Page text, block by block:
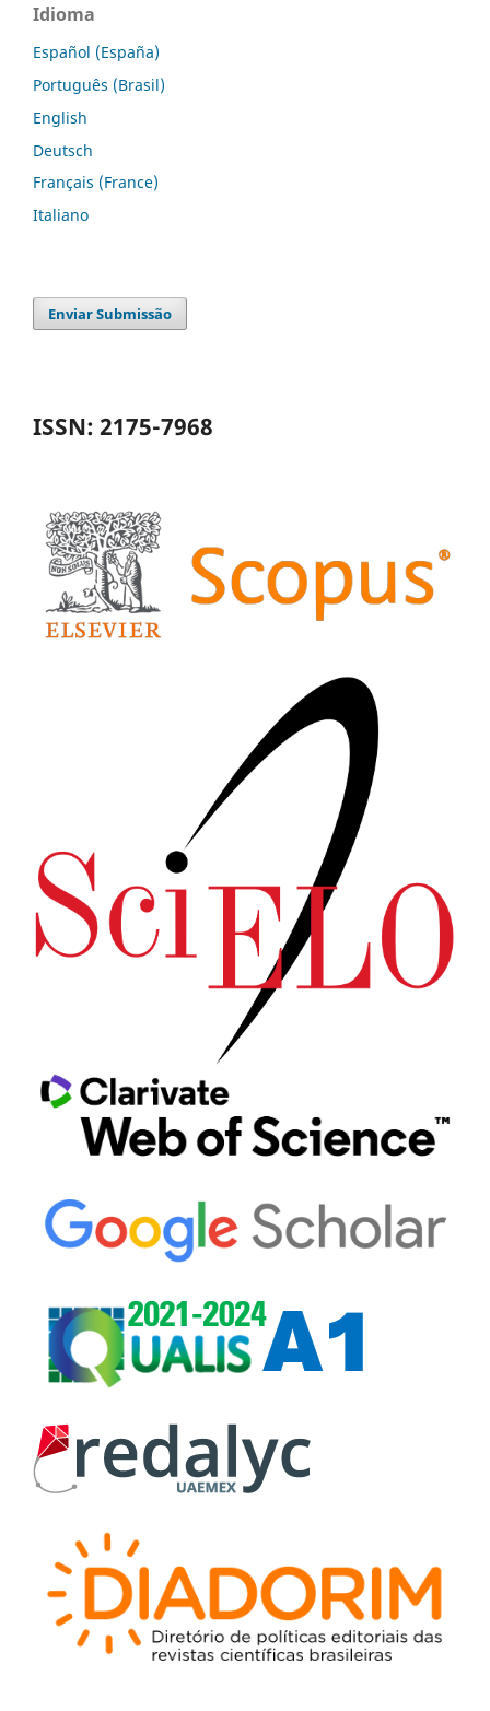
Idioma
Español (España)
Português (Brasil)
English
Deutsch
Français (France)
Italiano
Enviar Submissão
ISSN: 2175-7968